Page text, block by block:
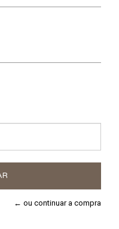
← ou continuar a compra